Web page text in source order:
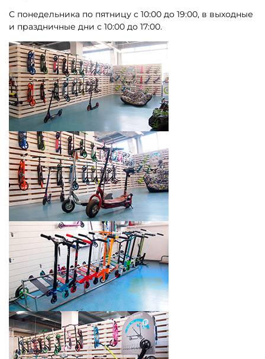
С понедельника по пятницу с 10:00 до 19:00, в выходные
и праздничные дни с 10:00 до 17:00.